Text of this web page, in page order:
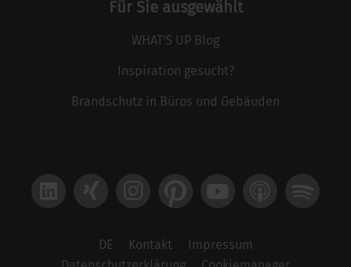
Für Sie ausgewählt
WHAT'S UP Blog
Inspiration gesucht?
Brandschutz in Büros und Gebäuden
DE Kontakt
Impressum
Pinterest